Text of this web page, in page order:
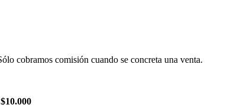
cobramos comisión cuando se concreta una venta.